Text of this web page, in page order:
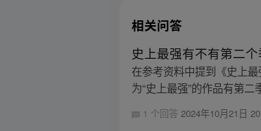
相关问答
史上最强有不有第二个
在参考资料中提到《史上
为“史上最强”的作品有第
1 个回答2024年10月21日